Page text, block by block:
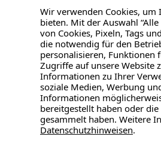
Wir verwenden Cookies, um
bieten. Mit der Auswahl
von Cookies, Pixeln, Tags
die notwendig für den
personalisieren, Funktionen
Zugriffe auf unsere Website
Informationen zu Ihrer
soziale Medien, Werbung
Informationen
bereitgestellt haben oder
gesammelt haben. Weitere
Datenschutzhinweisen.